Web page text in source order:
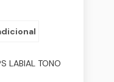
LABIAL TONO